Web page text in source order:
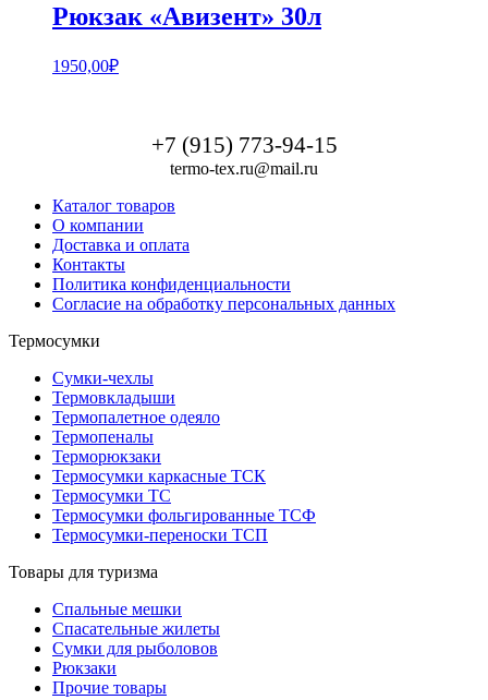
Рюкзак «Авизент» 30л
1950,00₽
+7 (915) 773-94-15
termo-tex.ru@mail.ru
Каталог товаров
О компании
Доставка и оплата
Контакты
Политика конфиденциальности
Согласие на обработку персональных данных
Термосумки
Сумки-чехлы
Термовкладыши
Термопалетное одеяло
Термопеналы
Терморюкзаки
Термосумки каркасные ТСК
Термосумки ТС
Термосумки фольгированные ТСФ
Термосумки-переноски ТСП
Товары для туризма
Спальные мешки
Спасательные жилеты
Сумки для рыболовов
Рюкзаки
Прочие товары